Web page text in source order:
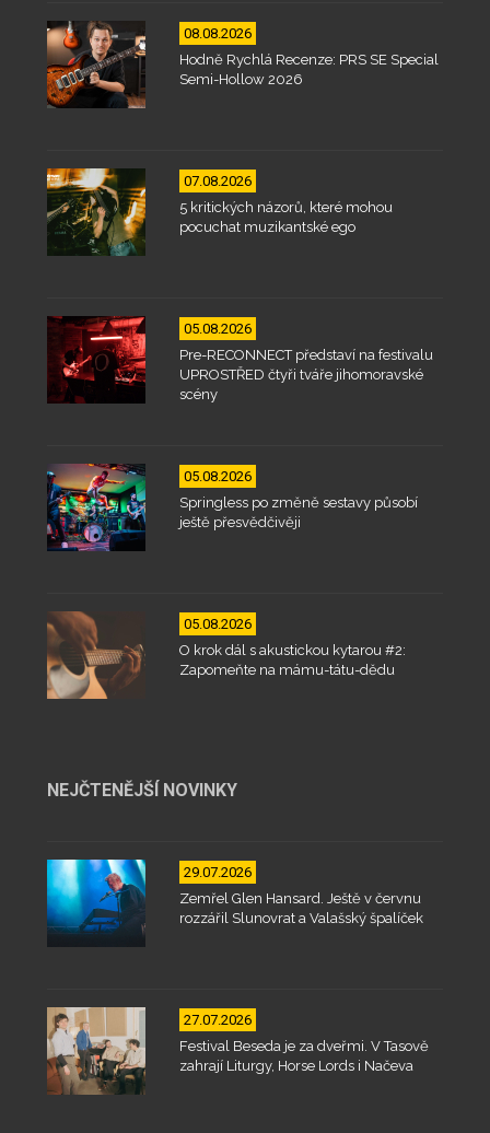
08.08.2026
Hodně Rychlá Recenze: PRS SE Special
Semi-Hollow 2026
07.08.2026
5 kritických názorů, které mohou
pocuchat muzikantské ego
05.08.2026
Pre-RECONNECT představí na festivalu
UPROSTŘED čtyři tváře jihomoravské
scény
05.08.2026
Springless po změně sestavy působí
ještě přesvědčivěji
05.08.2026
O krok dál s akustickou kytarou #2:
Zapomeňte na mámu-tátu-dědu
NEJČTENĚJŠÍ NOVINKY
29.07.2026
Zemřel Glen Hansard. Ještě v červnu
rozzářil Slunovrat a Valašský špalíček
27.07.2026
Festival Beseda je za dveřmi. V Tasově
zahrají Liturgy, Horse Lords i Načeva